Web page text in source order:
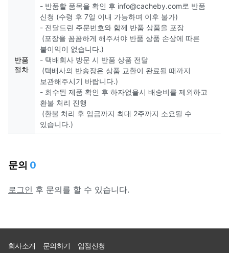
반품
절차
- 반품할 품목을 확인 후 info@cacheby.com로 반품
신청 (수령 후 7일 이내 가능하며 이후 불가)
- 전달드린 주문번호와 함께 반품 상품을 포장
(포장을 꼼꼼하게 해주셔야 반품 상품 손상에 따른
불이익이 없습니다.)
- 택배회사 방문 시 반품 상품 전달
(택배사의 반송장은 상품 교환이 완료될 때까지
보관해주시기 바랍니다.)
- 회수된 제품 확인 후 하자없을시 배송비를 제외하고
환불 처리 진행
(환불 처리 후 입금까지 최대 2주까지 소요될 수
있습니다.)
문의 0
로그인 후 문의를 할 수 있습니다.
회사소개 문의하기
입점신청